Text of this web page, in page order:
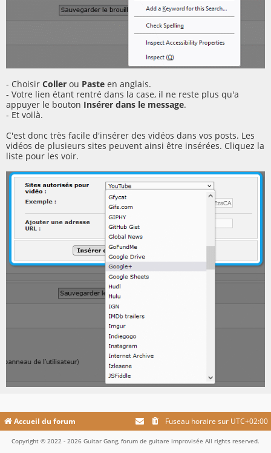
- Choisir Coller ou Paste en anglais.
- Votre lien étant rentré dans la case, il ne reste plus qu'a
appuyer le bouton Insérer dans le message.
- Et voilà.
C'est donc très facile d'insérer des vidéos dans vos posts. Les
vidéos de plusieurs sites peuvent ainsi être insérées. Cliquez la
liste pour les voir.
Accueil du forum Fuseau horaire sur UTC+02:00
Copyright © 2022 - 2026 Guitar Gang, forum de guitare improvisée All rights reserved.